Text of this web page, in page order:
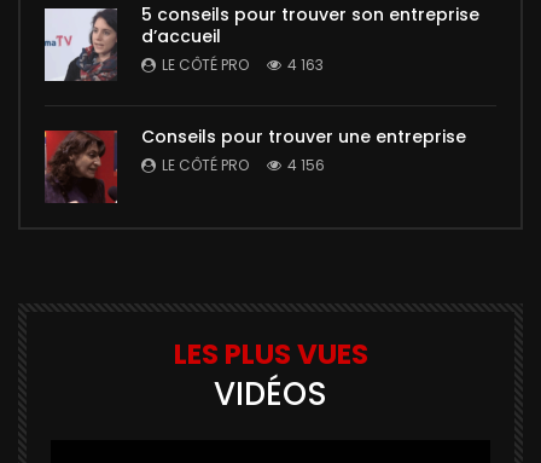
5 conseils pour trouver son entreprise
d’accueil
LE CÔTÉ PRO 4 163
Conseils pour trouver une entreprise
LE CÔTÉ PRO 4 156
LES PLUS VUES
VIDÉOS